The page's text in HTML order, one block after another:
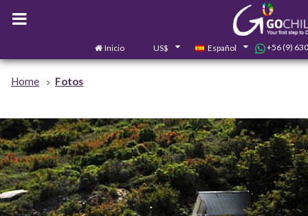
Inicio US$ Español +56 (9)
Home Fotos